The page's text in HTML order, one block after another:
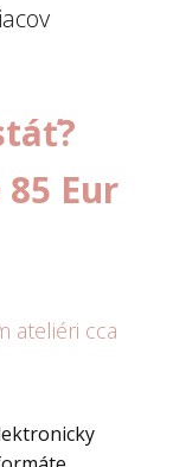
Eur
ateliéri cca